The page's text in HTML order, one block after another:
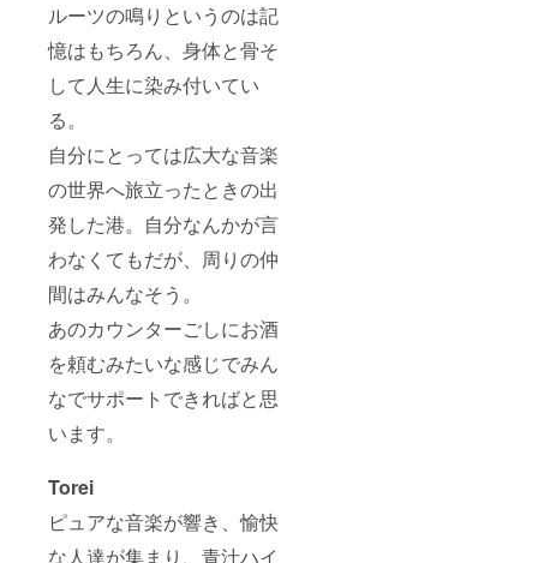
ルーツの鳴りというのは記
憶はもちろん、身体と骨そ
して人生に染み付いてい
る。
自分にとっては広大な音楽
の世界へ旅立ったときの出
発した港。自分なんかが言
わなくてもだが、周りの仲
間はみんなそう。
あのカウンターごしにお酒
を頼むみたいな感じでみん
なでサポートできればと思
います。
Torei
ピュアな音楽が響き、愉快
な人達が集まり、青汁ハイ